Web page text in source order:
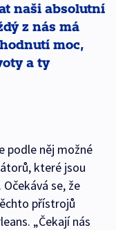
naši absolutní
z nás má
moc,
a ty
podle něj možné
které jsou
se, že
přístrojů
„Čekají nás